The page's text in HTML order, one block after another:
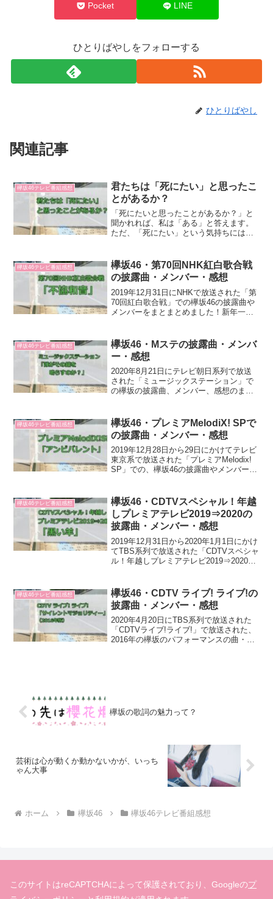
Pocket LINE
ひとりばやしをフォローする
ひとりばやし
関連記事
欅坂46テレビ番組感想
君たちは「死にたい」と思ったこ
とがあるか？
「死にたいと思ったことがあるか？」と
聞かれれば、私は「ある」と答えます。
ただ、「死にたい」という気持ちには程
だと思います。「このまま目が覚めなけ
ればいいのに」とか「ここ...
欅坂46テレビ番組感想
欅坂46・第70回NHK紅白歌合戦
の披露曲・メンバー・感想
2019年12月31日にNHKで放送された「第
70回紅白歌合戦」での欅坂46の披露曲や
メンバーをまとまとめました！新年一発
ア）4thシングル。2年前の紅白以来、紅
白で...
欅坂46テレビ番組感想
欅坂46・Mステの披露曲・メンバ
ー・感想
2020年8月21日にテレビ朝日系列で放送
された「ミュージックステーション」で
の欅坂の披露曲、メンバー、感想のまと
賢）同日配信スタートだった欅坂46とし
てのラストシン...
欅坂46テレビ番組感想
欅坂46・プレミアMelodiX! SPで
の披露曲・メンバー・感想
2019年12月28日から29日にかけてテレビ
東京系で放送された「プレミアMelodix!
SP」での、欅坂46の披露曲やメンバーな
TETTA）7thシングル。比較的、テ...
欅坂46テレビ番組感想
欅坂46・CDTVスペシャル！年越
しプレミアテレビ2019⇒2020の
披露曲・メンバー・感想
2019年12月31日から2020年1月1日にかけ
てTBS系列で放送された「CDTVスペシャ
ル！年越しプレミアテレビ2019⇒2020」
曲 ナスカ）メンバー・主要な...
欅坂46テレビ番組感想
欅坂46・CDTV ライブ! ライブ!の
披露曲・メンバー・感想
2020年4月20日にTBS系列で放送された
「CDTVライブ!ライブ!」で放送された、
2016年の欅坂のパフォーマンスの曲・メ
欅坂の歌詞の魅力って？
芸術は心が動くか動かないかが、いっち
ゃん大事
ホーム 欅坂46 欅坂46テレビ番組感想
このサイトはreCAPTCHAによって保護されており、Googleのプ